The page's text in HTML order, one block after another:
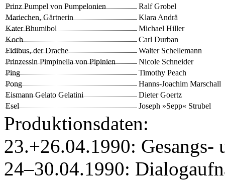
Prinz Pumpel von Pumpelonien
Ralf Grobel
Mariechen, Gärtnerin
Klara Andrä
Kater Bhumibol
Michael Hiller
Koch
Carl Durban
Fidibus, der Drache
Walter Schellemann
Prinzessin Pimpinella von Pipinien
Nicole Schneider
Ping
Timothy Peach
Pong
Hanns-Joachim Marschall
Eismann Gelato Gelatini
Dieter Goertz
Esel
Joseph »Sepp« Strubel
Produktionsdaten:
23.+26.04.1990: Gesangs-
24–30.04.1990: